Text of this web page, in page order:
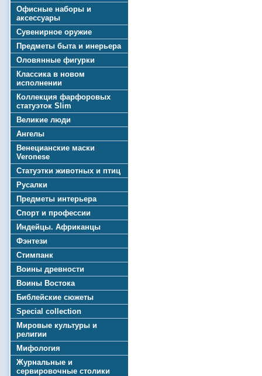
Офисные наборы и
аксессуары
Сувенирное оружие
Предметы быта и инерьера
Оловянные фигурки
Классика в новом
исполнении
Коллекция фарфоровых
статуэток Slim
Великие люди
Ангелы
Венецианские маски
Veronese
Статуэтки животных и птиц
Русалки
Предметы интерьера
Спорт и профессии
Индейцы. Африканцы
Фэнтези
Стимпанк
Воины древности
Воины Востока
Библейские сюжеты
Special collection
Мировые культуры и
религии
Мифология
Журнальные и
сервировочные столики